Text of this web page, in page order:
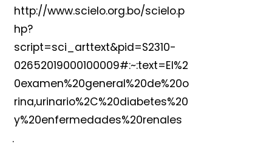
http://www.scielo.org.bo/scielo.p
hp?
script=sci_arttext&pid=S2310-
02652019000100009#:~:text=El%2
0examen%20general%20de%20o
rina,urinario%2C%20diabetes%20
y%20enfermedades%20renales
.